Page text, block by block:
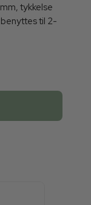
tykkelse
til 2-